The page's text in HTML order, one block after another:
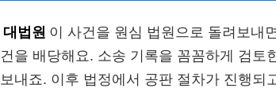
대법원 이 사건을 원심 법원으로 돌려보내
건을 배당해요. 소송 기록을 꼼꼼하게 검토
보내죠. 이후 법정에서 공판 절차가 진행되